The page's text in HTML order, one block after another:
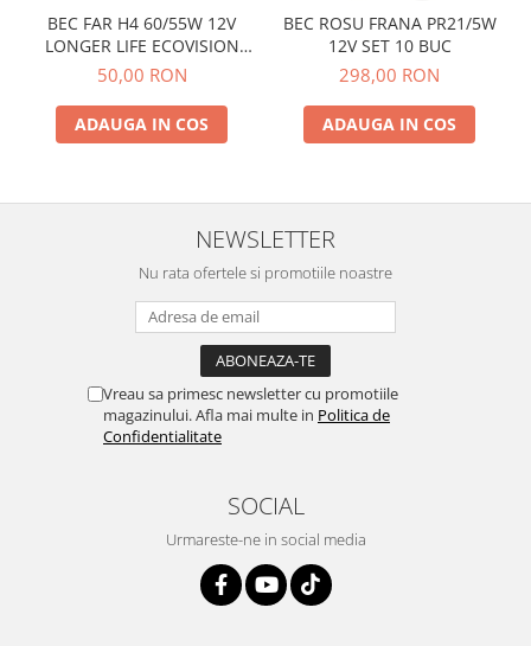
BEC FAR H4 60/55W 12V
LONGER LIFE ECOVISION
PHILIPS
50,00 RON
ADAUGA IN COS
BEC ROSU FRANA PR21/5W
12V SET 10 BUC
298,00 RON
ADAUGA IN COS
NEWSLETTER
Nu rata ofertele si promotiile noastre
Vreau sa primesc newsletter cu promotiile
magazinului. Afla mai multe in Politica de
Confidentialitate
SOCIAL
Urmareste-ne in social media